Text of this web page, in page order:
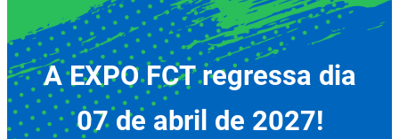
A EXPO FCT regressa dia
07 de abril de 2027!